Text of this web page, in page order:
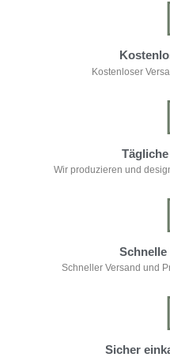
Kostenloser
Wir produzieren und
Schneller Versand und
Sicher